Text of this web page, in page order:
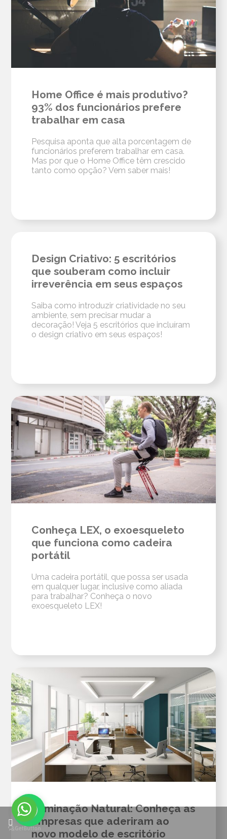
Home Office é mais produtivo?
93% dos funcionários prefere
trabalhar em casa
Pesquisa aponta que alta porcentagem de
funcionários preferem trabalhar em casa.
Mas por que o Home Office têm crescido
tanto como opção? Vem saber mais!
Design Criativo: 5 escritórios
que souberam como incluir
irreverência em seus espaços
Saiba como introduzir criatividade no seu
ambiente, sem precisar mudar a
decoração! Veja 5 escritórios que incluíram
o design criativo em seus espaços!
Conheça LEX, o exoesqueleto
que funciona como cadeira
portátil
Uma cadeira portátil, que possa ser usada
em qualquer lugar, inclusive como aliada
para trabalhar? Conheça o novo
exoesqueleto LEX!
Iluminação Natural: Conheça as
empresas que aderiram ao
novo modelo de escritório